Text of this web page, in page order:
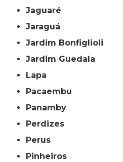
Jaguaré
Jaraguá
Jardim Bonfiglioli
Jardim Guedala
Lapa
Pacaembu
Panamby
Perdizes
Perus
Pinheiros